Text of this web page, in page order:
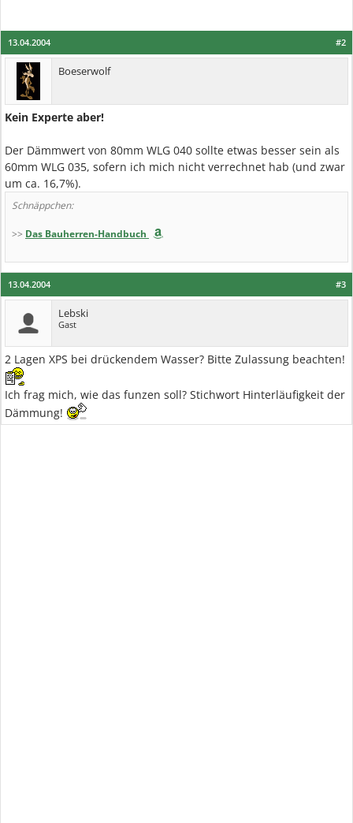
#2
13.04.2004
Boeserwolf
Kein Experte aber!
Der Dämmwert von 80mm WLG 040 sollte etwas besser sein als
60mm WLG 035, sofern ich mich nicht verrechnet hab (und zwar
um ca. 16,7%).
Schnäppchen:
>> Das Bauherren-Handbuch
#3
13.04.2004
Lebski
Gast
2 Lagen XPS bei drückendem Wasser? Bitte Zulassung beachten!
Ich frag mich, wie das funzen soll? Stichwort Hinterläufigkeit der
Dämmung!